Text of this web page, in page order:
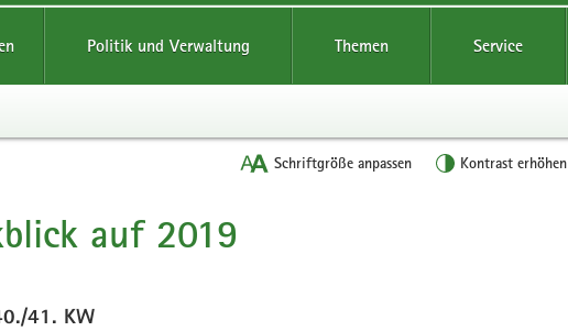
Politik und Verwaltung Themen Service
Schriftgröße anpassen Kontrast erhöhen
auf 2019
41. KW